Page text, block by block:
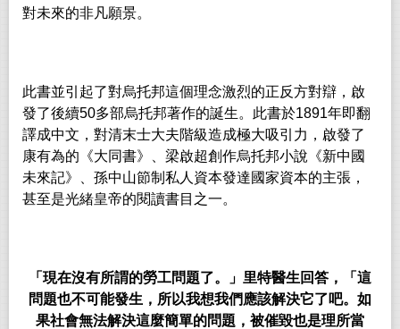
對未來的非凡願景。
此書並引起了對烏托邦這個理念激烈的正反方對辯，啟
發了後續50多部烏托邦著作的誕生。此書於1891年即翻
譯成中文，對清末士大夫階級造成極大吸引力，啟發了
康有為的《大同書》、梁啟超創作烏托邦小說《新中國
未來記》、孫中山節制私人資本發達國家資本的主張，
甚至是光緒皇帝的閱讀書目之一。
「現在沒有所謂的勞工問題了。」里特醫生回答，「這
問題也不可能發生，所以我想我們應該解決它了吧。如
果社會無法解決這麼簡單的問題，被催毀也是理所當